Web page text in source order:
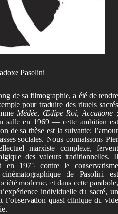
Pasolini
de sa filmographie, a été de rendre
pour traduire des rituels sacrés
Médée, Œdipe Roi,Accattone ;
en 1969 — cette ambition est
de sa thèse est la suivante: l’amour
sociales. Nous connaissons Pier
marxiste complexe, fervent
des valeurs traditionnelles. Il
en 1975 contre le conservatisme
de Pasolini est
moderne, et dans cette parabole,
individuelle du sacré, un
l’observation quasi clinique du vide